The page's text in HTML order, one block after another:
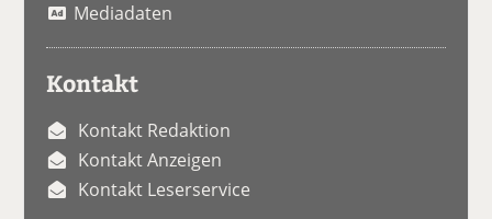
Mediadaten
Kontakt
Kontakt Redaktion
Kontakt Anzeigen
Kontakt Leserservice